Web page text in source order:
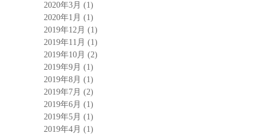
2020年3月 (1)
2020年1月 (1)
2019年12月 (1)
2019年11月 (1)
2019年10月 (2)
2019年9月 (1)
2019年8月 (1)
2019年7月 (2)
2019年6月 (1)
2019年5月 (1)
2019年4月 (1)